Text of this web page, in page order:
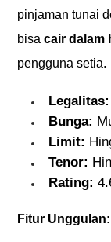
pinjaman tunai
bisa cair dalam
pengguna setia.
Legalitas:
Bunga:
Limit:
Tenor:
Rating:
Fitur Unggulan: